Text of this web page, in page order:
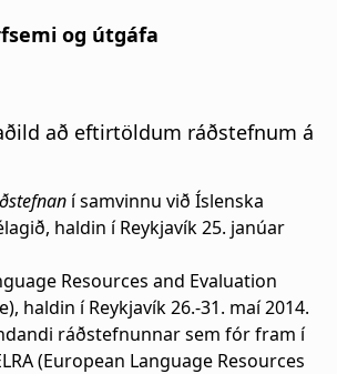
og útgáfa
að eftirtöldum ráðstefnum á
í samvinnu við Íslenska
haldin í Reykjavík 25. janúar
Resources and Evaluation
haldin í Reykjavík 26.-31. maí 2014.
ráðstefnunnar sem fór fram í
(European Language Resources